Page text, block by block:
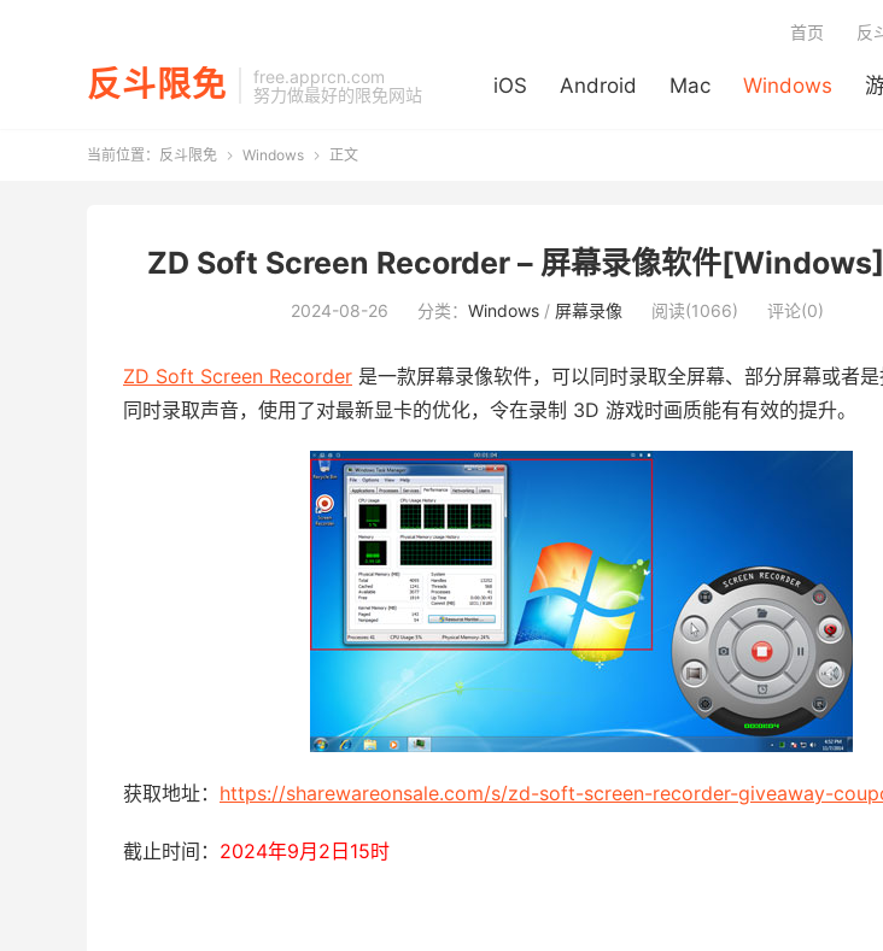
反斗限免
free.apprcn.com
努力做最好的限免网站
iOS Android Mac Windows
首页 反
当前位置： 反斗限免  Windows  正文
ZD Soft Screen Recorder – 屏幕录像软件
2024-08-26 分类： Windows / 屏幕录像 阅读(1066) 评论(0)
ZD Soft Screen Recorder 是一款屏幕录像软件，可以同时录取全屏幕、部分屏幕或者
同时录取声音，使用了对最新显卡的优化，令在录制 3D 游戏时画质能有有效的提升。
获取地址： https://sharewareonsale.com/s/zd-soft-screen-recorder-giveaway-
截止时间： 2024年9月2日15时